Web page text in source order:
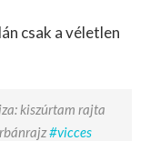
csak a véletlen
kiszúrtam rajta
#vicces